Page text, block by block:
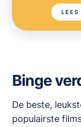
LEES
Binge
De beste,
populairste